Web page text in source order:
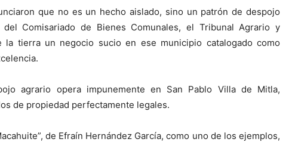
que no es un hecho aislado, sino un patrón de despojo
Comisariado de Bienes Comunales, el Tribunal Agrario y
la tierra un negocio sucio en ese municipio catalogado como
agrario opera impunemente en San Pablo Villa de Mitla,
de propiedad perfectamente legales.
de Efraín Hernández García, como uno de los ejemplos,